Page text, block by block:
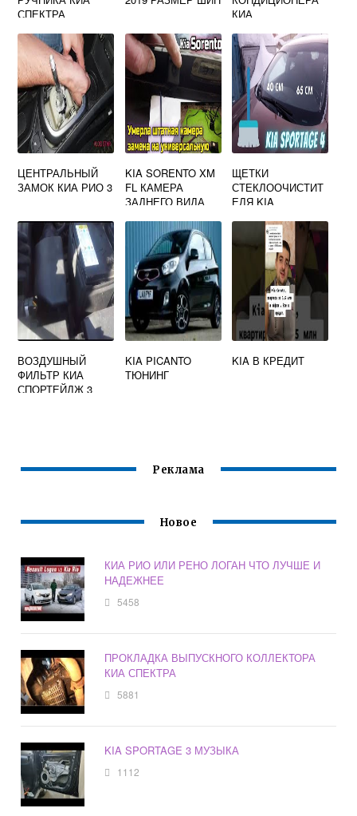
СПЕКТРА
КИА
ЦЕНТРАЛЬНЫЙ
ЗАМОК КИА РИО 3
KIA SORENTO XM
FL КАМЕРА
ЗАДНЕГО ВИДА
ЩЕТКИ
СТЕКЛООЧИСТИТ
ЕЛЯ KIA
ВОЗДУШНЫЙ
ФИЛЬТР КИА
СПОРТЕЙДЖ 3
KIA PICANTO
ТЮНИНГ
KIA В КРЕДИТ
Реклама
Новое
КИА РИО ИЛИ РЕНО ЛОГАН ЧТО ЛУЧШЕ И
НАДЕЖНЕЕ
5458
ПРОКЛАДКА ВЫПУСКНОГО КОЛЛЕКТОРА
КИА СПЕКТРА
5881
KIA SPORTAGE 3 МУЗЫКА
1112